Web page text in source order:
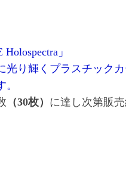
Holospectra」
光り輝くプラスチックカ
（30枚） に達し次第販売